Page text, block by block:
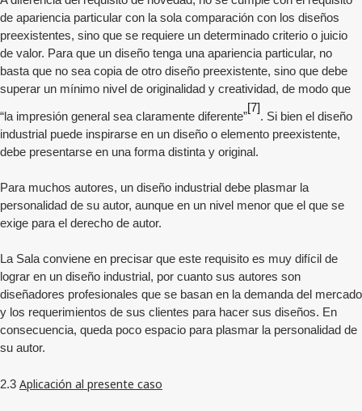
de apariencia particular con la sola comparación con los diseños
preexistentes, sino que se requiere un determinado criterio o juicio
de valor. Para que un diseño tenga una apariencia particular, no
basta que no sea copia de otro diseño preexistente, sino que debe
superar un mínimo nivel de originalidad y creatividad, de modo que
“la impresión general sea claramente diferente”
[7]
. Si bien el diseño
industrial puede inspirarse en un diseño o elemento preexistente,
debe presentarse en una forma distinta y original.
Para muchos autores, un diseño industrial debe plasmar la
personalidad de su autor, aunque en un nivel menor que el que se
exige para el derecho de autor.
La Sala conviene en precisar que este requisito es muy difícil de
lograr en un diseño industrial, por cuanto sus autores son
diseñadores profesionales que se basan en la demanda del mercado
y los requerimientos de sus clientes para hacer sus diseños. En
consecuencia, queda poco espacio para plasmar la personalidad de
su autor.
2.3 Aplicación al presente caso